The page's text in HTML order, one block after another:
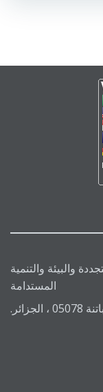
والبيئة والتنمية
المستدامة